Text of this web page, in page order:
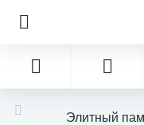
Элитный